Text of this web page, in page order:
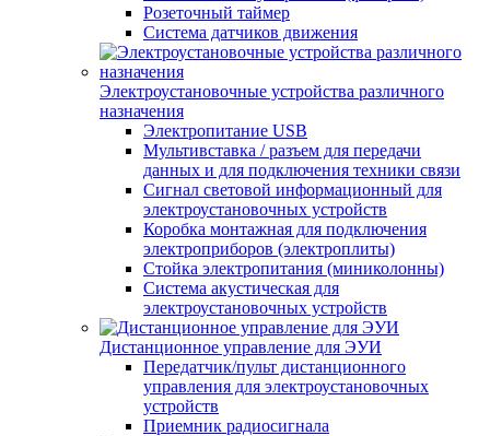
Розеточный таймер
Система датчиков движения
Электроустановочные устройства различного
назначения
Электропитание USB
Мультивставка / разъем для передачи
данных и для подключения техники связи
Сигнал световой информационный для
электроустановочных устройств
Коробка монтажная для подключения
электроприборов (электроплиты)
Стойка электропитания (миниколонны)
Система акустическая для
электроустановочных устройств
Дистанционное управление для ЭУИ
Передатчик/пульт дистанционного
управления для электроустановочных
устройств
Приемник радиосигнала